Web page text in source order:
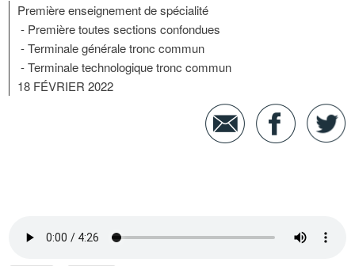
Première enseignement de spécialité
Première toutes sections confondues
Terminale générale tronc commun
Terminale technologique tronc commun
18 FÉVRIER 2022